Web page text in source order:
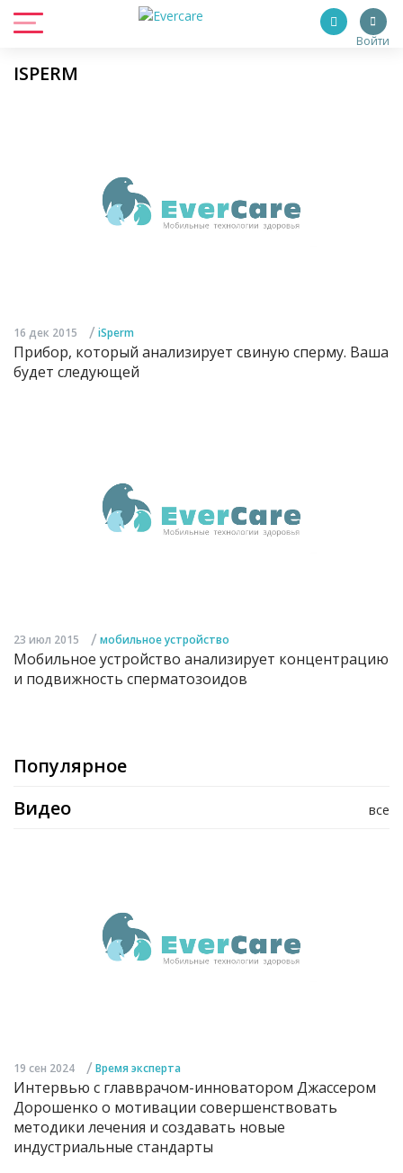
Войти
ISPERM
16 дек 2015 / iSperm
Прибор, который анализирует свиную сперму. Ваша
будет следующей
23 июл 2015 / мобильное устройство
Мобильное устройство анализирует концентрацию
и подвижность сперматозоидов
Популярное
все
Видео
19 сен 2024 / Время эксперта
Интервью с главврачом-инноватором Джассером
Дорошенко о мотивации совершенствовать
методики лечения и создавать новые
индустриальные стандарты